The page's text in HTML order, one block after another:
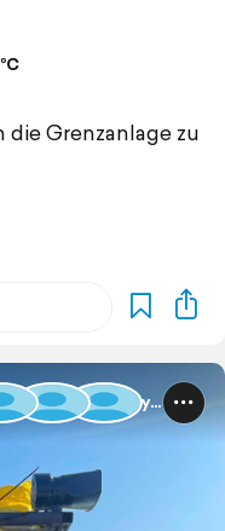
Grenzanlage zu
Baltic Rally 2025